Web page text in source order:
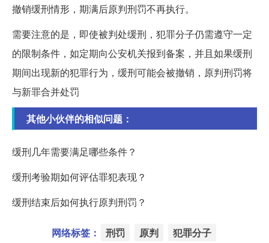
撤销缓刑情形，期满后原判刑罚不再执行。
需要注意的是，即使被判处缓刑，犯罪分子仍需遵守一定
的限制条件，如定期向公安机关报到备案，并且如果缓刑
期间出现新的犯罪行为，缓刑可能会被撤销，原判刑罚将
与新罪合并处罚
其他小伙伴的相似问题：
缓刑几年需要满足哪些条件？
缓刑考验期如何评估罪犯表现？
缓刑结束后如何执行原判刑罚？
网络标签： 刑罚 原判 犯罪分子